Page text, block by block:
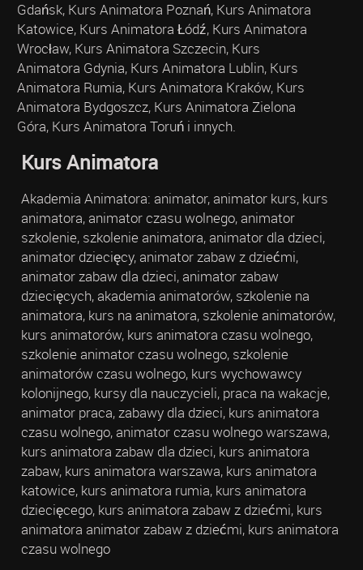
Gdańsk, Kurs Animatora Poznań, Kurs Animatora
Katowice, Kurs Animatora Łódź, Kurs Animatora
Wrocław, Kurs Animatora Szczecin, Kurs
Animatora Gdynia, Kurs Animatora Lublin, Kurs
Animatora Rumia, Kurs Animatora Kraków, Kurs
Animatora Bydgoszcz, Kurs Animatora Zielona
Góra, Kurs Animatora Toruń i innych.
Kurs Animatora
Akademia Animatora: animator, animator kurs, kurs
animatora, animator czasu wolnego, animator
szkolenie, szkolenie animatora, animator dla dzieci,
animator dziecięcy, animator zabaw z dziećmi,
animator zabaw dla dzieci, animator zabaw
dziecięcych, akademia animatorów, szkolenie na
animatora, kurs na animatora, szkolenie animatorów,
kurs animatorów, kurs animatora czasu wolnego,
szkolenie animator czasu wolnego, szkolenie
animatorów czasu wolnego, kurs wychowawcy
kolonijnego, kursy dla nauczycieli, praca na wakacje,
animator praca, zabawy dla dzieci, kurs animatora
czasu wolnego, animator czasu wolnego warszawa,
kurs animatora zabaw dla dzieci, kurs animatora
zabaw, kurs animatora warszawa, kurs animatora
katowice, kurs animatora rumia, kurs animatora
dziecięcego, kurs animatora zabaw z dziećmi, kurs
animatora animator zabaw z dziećmi, kurs animatora
czasu wolnego